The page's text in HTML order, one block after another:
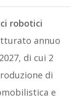
robotici
annuo
di cui 2
di
e